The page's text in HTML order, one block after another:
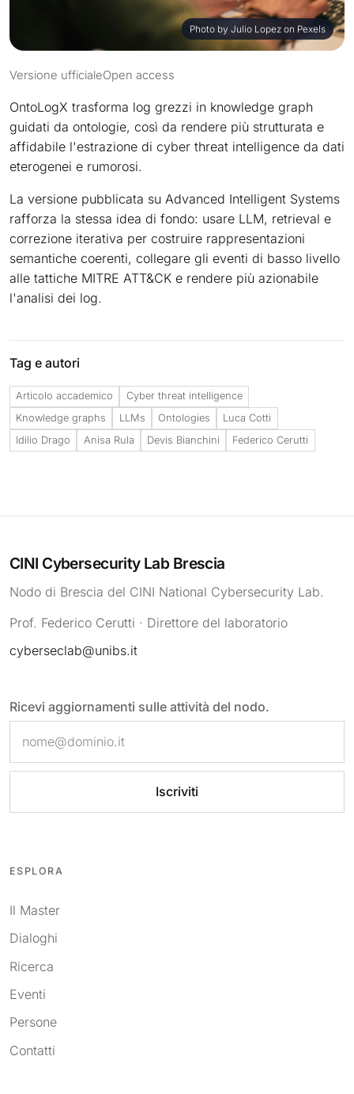
Photo by Julio Lopez on Pexels
Versione ufficialeOpen access
OntoLogX trasforma log grezzi in knowledge graph
guidati da ontologie, così da rendere più strutturata e
affidabile l'estrazione di cyber threat intelligence da dati
eterogenei e rumorosi.
La versione pubblicata su Advanced Intelligent Systems
rafforza la stessa idea di fondo: usare LLM, retrieval e
correzione iterativa per costruire rappresentazioni
semantiche coerenti, collegare gli eventi di basso livello
alle tattiche MITRE ATT&CK e rendere più azionabile
l'analisi dei log.
Tag e autori
Articolo accademico
Cyber threat intelligence
Knowledge graphs
LLMs Ontologies
Luca Cotti
Idilio Drago
Anisa Rula Devis Bianchini Federico Cerutti
CINI Cybersecurity Lab Brescia
Nodo di Brescia del CINI National Cybersecurity Lab.
Prof. Federico Cerutti · Direttore del laboratorio
cyberseclab@unibs.it
Ricevi aggiornamenti sulle attività del nodo.
Iscriviti
ESPLORA
Il Master
Dialoghi
Ricerca
Eventi
Persone
Contatti